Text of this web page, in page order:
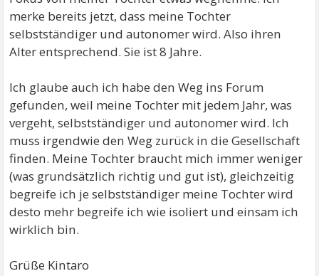
merke bereits jetzt, dass meine Tochter
selbstständiger und autonomer wird. Also ihren
Alter entsprechend. Sie ist 8 Jahre.
Ich glaube auch ich habe den Weg ins Forum
gefunden, weil meine Tochter mit jedem Jahr, was
vergeht, selbstständiger und autonomer wird. Ich
muss irgendwie den Weg zurück in die Gesellschaft
finden. Meine Tochter braucht mich immer weniger
(was grundsätzlich richtig und gut ist), gleichzeitig
begreife ich je selbstständiger meine Tochter wird
desto mehr begreife ich wie isoliert und einsam ich
wirklich bin.
Grüße Kintaro